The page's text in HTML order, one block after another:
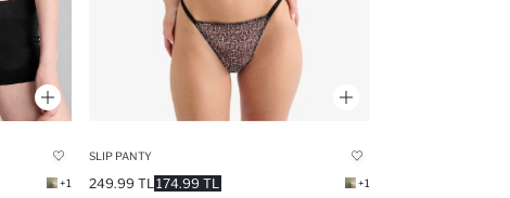
+1
SLIP PANTY
174.99 TL
249.99 TL +1